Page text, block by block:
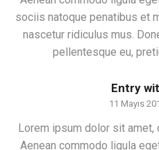
sociis natoque penatibus et
nascetur ridiculus mus.
pellentesque eu,
Entry
11 Mayıs
Lorem ipsum dolor sit
Aenean commodo ligula